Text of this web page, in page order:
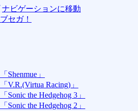
ナビゲーションに移動
Shenmue」
V.R.(Virtua Racing)」
Sonic the Hedgehog 3」
Sonic the Hedgehog 2」